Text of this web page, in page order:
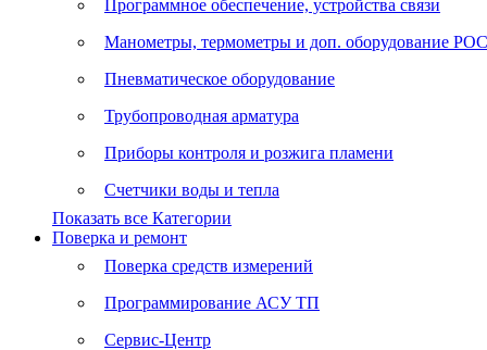
Программное обеспечение, устройства связи
Манометры, термометры и доп. оборудование
Пневматическое оборудование
Трубопроводная арматура
Приборы контроля и розжига пламени
Счетчики воды и тепла
Показать все Категории
Поверка и ремонт
Поверка средств измерений
Программирование АСУ ТП
Сервис-Центр